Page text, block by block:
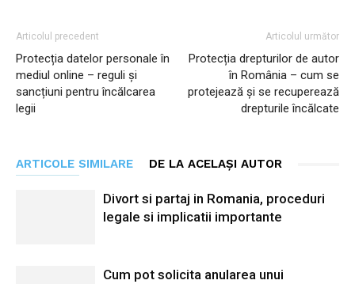
Articolul precedent
Protecția datelor personale în
mediul online – reguli și
sancțiuni pentru încălcarea
legii
Articolul următor
Protecția drepturilor de autor
în România – cum se
protejează și se recuperează
drepturile încălcate
ARTICOLE SIMILARE DE LA ACELAȘI AUTOR
Divort si partaj in Romania, proceduri
legale si implicatii importante
Cum pot solicita anularea unui